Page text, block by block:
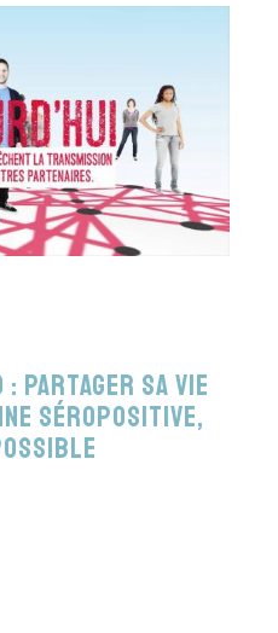
Partager sa vie
séropositive,